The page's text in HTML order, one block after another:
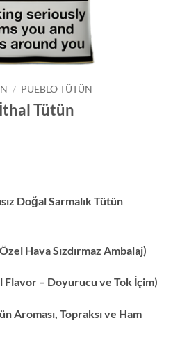
/ PUEBLO TÜTÜN
Tütün
Doğal Sarmalık Tütün
Hava Sızdırmaz Ambalaj)
Flavor – Doyurucu ve Tok İçim)
Aroması, Topraksı ve Ham